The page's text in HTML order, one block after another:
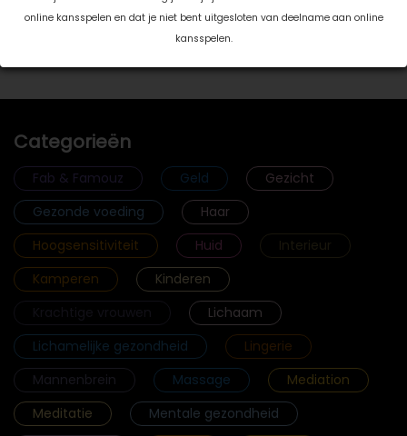
online kansspelen en dat je niet bent uitgesloten van deelname aan online
kansspelen.
Categorieën
Fab & Famouz Geld
Gezicht
Gezonde voeding
Haar
Hoogsensitiviteit
Huid
Interieur
Kamperen
Kinderen
Lichaam
Lichamelijke gezondheid
Lingerie
Mannenbrein
Massage
Mediation
Meditatie
Mentale gezondheid